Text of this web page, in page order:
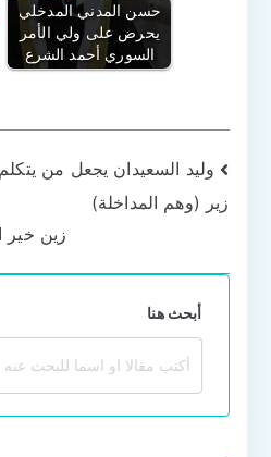
حسن المدني المدخلي
يحرض على ولي الأمر
السوري أحمد الشرع
تصفّح
المقالات
وليد السعيدان يجعل من
زير (وهم المداخلة)
زين خير
أبحث هنا